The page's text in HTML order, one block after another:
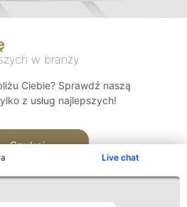
Live chat
w branży
Ciebie? Sprawdź naszą
z usług najlepszych!
Szukaj